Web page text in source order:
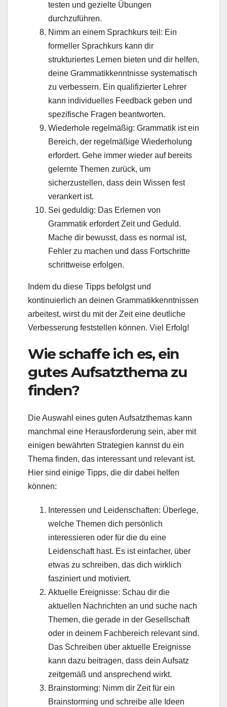
testen und gezielte Übungen
durchzuführen.
Nimm an einem Sprachkurs teil: Ein
formeller Sprachkurs kann dir
strukturiertes Lernen bieten und dir helfen,
deine Grammatikkenntnisse systematisch
zu verbessern. Ein qualifizierter Lehrer
kann individuelles Feedback geben und
spezifische Fragen beantworten.
Wiederhole regelmäßig: Grammatik ist ein
Bereich, der regelmäßige Wiederholung
erfordert. Gehe immer wieder auf bereits
gelernte Themen zurück, um
sicherzustellen, dass dein Wissen fest
verankert ist.
Sei geduldig: Das Erlernen von
Grammatik erfordert Zeit und Geduld.
Mache dir bewusst, dass es normal ist,
Fehler zu machen und dass Fortschritte
schrittweise erfolgen.
Indem du diese Tipps befolgst und
kontinuierlich an deinen Grammatikkenntnissen
arbeitest, wirst du mit der Zeit eine deutliche
Verbesserung feststellen können. Viel Erfolg!
Wie schaffe ich es, ein
gutes Aufsatzthema zu
finden?
Die Auswahl eines guten Aufsatzthemas kann
manchmal eine Herausforderung sein, aber mit
einigen bewährten Strategien kannst du ein
Thema finden, das interessant und relevant ist.
Hier sind einige Tipps, die dir dabei helfen
können:
Interessen und Leidenschaften: Überlege,
welche Themen dich persönlich
interessieren oder für die du eine
Leidenschaft hast. Es ist einfacher, über
etwas zu schreiben, das dich wirklich
fasziniert und motiviert.
Aktuelle Ereignisse: Schau dir die
aktuellen Nachrichten an und suche nach
Themen, die gerade in der Gesellschaft
oder in deinem Fachbereich relevant sind.
Das Schreiben über aktuelle Ereignisse
kann dazu beitragen, dass dein Aufsatz
zeitgemäß und ansprechend wirkt.
Brainstorming: Nimm dir Zeit für ein
Brainstorming und schreibe alle Ideen